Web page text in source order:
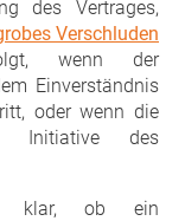
des Vertrages,
Verschluden
wenn der
Einverständnis
oder wenn die
Initiative des
klar, ob ein